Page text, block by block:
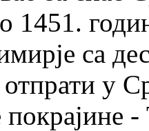
1451.
са
у